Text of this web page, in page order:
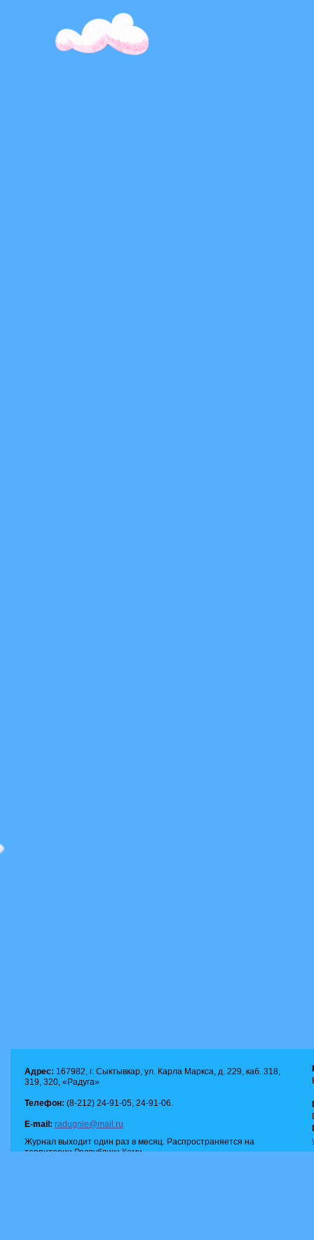
Адрес: 167982, г. Сыктывкар, ул. Карла Маркса, д. 229, каб. 318,
319, 320, «Радуга»
Телефон: (8-212) 24-91-05, 24-91-06.
E-mail: radugnie@mail.ru
Журнал выходит один раз в месяц. Распространяется на
территории Республики Коми.